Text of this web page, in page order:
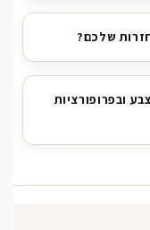
שלכם?
ובפרופורציות